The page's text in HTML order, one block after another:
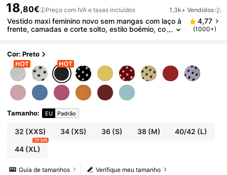
18,80€ Preço com IVA e taxas incluídos 1,3k+ Vendidos
Vestido maxi feminino novo sem mangas com laço à
frente, camadas e corte solto, estilo boémio, co
4,77
(1000+)
Cor: Preto
Tamanho: EU Padrão
32 (XXS) 34 (XS) 36(S) 38(M) 40/42 (L)
44(XL)
39 left
Verifique meu tamanho
Guia de tamanhos